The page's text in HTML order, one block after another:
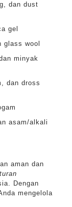
dan dust
gel
wool
minyak
dan dross
asam/alkali
aman dan
Dengan
mengelola